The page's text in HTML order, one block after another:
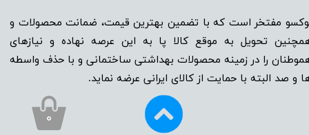
مفتخر است که با تضمین بهترین قیمت، ضمانت محصولات و
تحویل به موقع کالا پا به این عرصه نهاده و نیاز‌‌‌‌‌‌‌‌های
را در زمینه‌‌‌ محصولات بهداشتی ساختمانی و با حذف واسطه
و صد البته با حمایت از کالای ایرانی عرضه نماید.
۰